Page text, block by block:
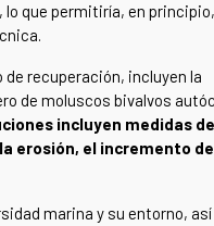
, lo que permitiría, en
recuperación, incluyen la
de moluscos bivalvos
incluyen medidas
erosión, el incremento
marina y su entorno,